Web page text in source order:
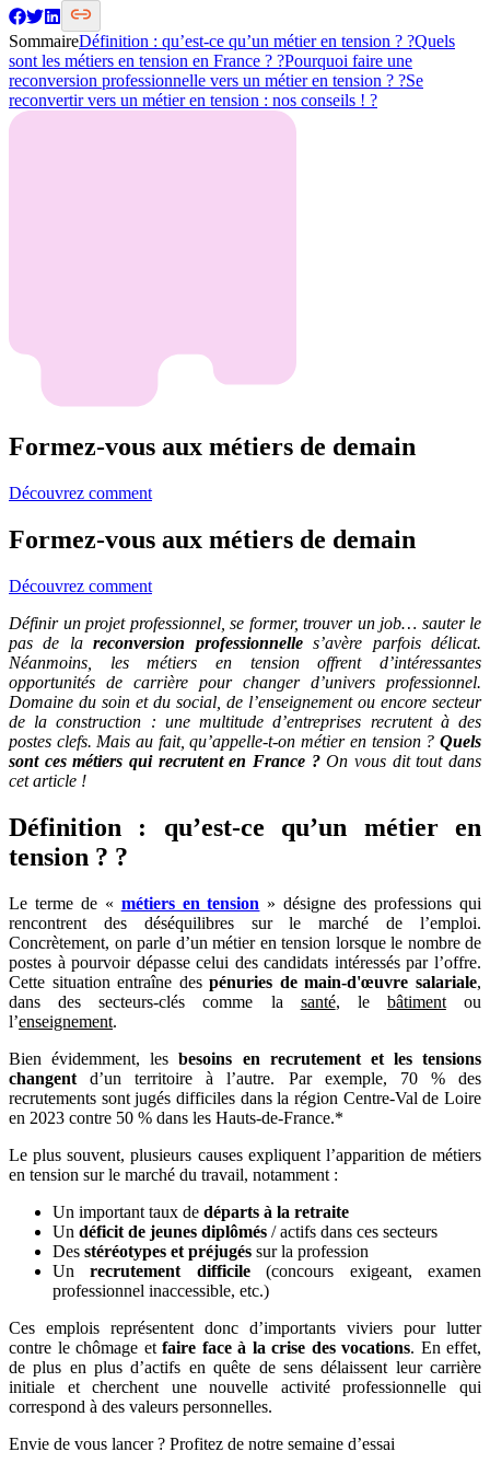
SommaireDéfinition : qu’est-ce qu’un métier en tension ? ?Quels
sont les métiers en tension en France ? ?Pourquoi faire une
reconversion professionnelle vers un métier en tension ? ?Se
reconvertir vers un métier en tension : nos conseils ! ?
Formez-vous aux métiers de demain
Découvrez comment
Formez-vous aux métiers de demain
Découvrez comment
Définir un projet professionnel, se former, trouver un job… sauter le
pas de lareconversion professionnelles’avère parfois délicat.
Néanmoins, les métiers en tension offrent d’intéressantes
opportunités de carrière pour changer d’univers professionnel.
Domaine du soin et du social, de l’enseignement ou encore secteur
de la construction : une multitude d’entreprises recrutent à des
postes clefs. Mais au fait, qu’appelle-t-on métier en tension ? Quels
sont ces métiers qui recrutent en France ?On vous dit tout dans
cet article !
Définition : qu’est-ce qu’un métier en
tension ? ?
Le terme de « métiers en tension » désigne des professions qui
rencontrent des déséquilibres sur le marché de l’emploi.
Concrètement, on parle d’un métier en tension lorsque le nombre de
postes à pourvoir dépasse celui des candidats intéressés par l’offre.
Cette situation entraîne despénuries de main-d'œuvre salariale,
dans des secteurs-clés comme la santé, le bâtimentou
l’enseignement.
Bien évidemment, lesbesoins en recrutement et les tensions
changent d’un territoire à l’autre. Par exemple, 70 % des
recrutements sont jugés difficiles dans la région Centre-Val de Loire
en 2023 contre 50 % dans les Hauts-de-France.*
Le plus souvent, plusieurs causes expliquent l’apparition de métiers
en tension sur le marché du travail, notamment :
Un important taux de départs à la retraite
Un déficit de jeunes diplômés / actifs dans ces secteurs
Des stéréotypes et préjugés sur la profession
Unrecrutement difficile(concours exigeant, examen
professionnel inaccessible, etc.)
Ces emplois représentent donc d’importants viviers pour lutter
contre le chômage et faire face à la crise des vocations. En effet,
de plus en plus d’actifs en quête de sens délaissent leur carrière
initiale et cherchent une nouvelle activité professionnelle qui
correspond à des valeurs personnelles.
Envie de vous lancer ? Profitez de notre semaine d’essai